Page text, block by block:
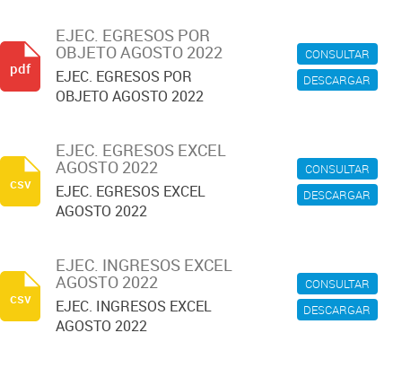
CONSULTAR
DESCARGAR
EJEC. EGRESOS POR
OBJETO AGOSTO 2022
EJEC. EGRESOS POR
OBJETO AGOSTO 2022
pdf
CONSULTAR
DESCARGAR
EJEC. EGRESOS EXCEL
AGOSTO 2022
EJEC. EGRESOS EXCEL
AGOSTO 2022
csv
CONSULTAR
DESCARGAR
EJEC. INGRESOS EXCEL
AGOSTO 2022
EJEC. INGRESOS EXCEL
AGOSTO 2022
csv